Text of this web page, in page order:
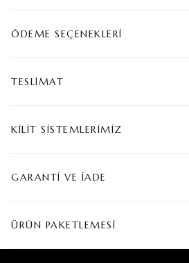
ÖDEME SEÇENEKLERI
TESLIMAT
KILIT SISTEMLERIMIZ
GARANTI VE İADE
ÜRÜN PAKETLEMESI